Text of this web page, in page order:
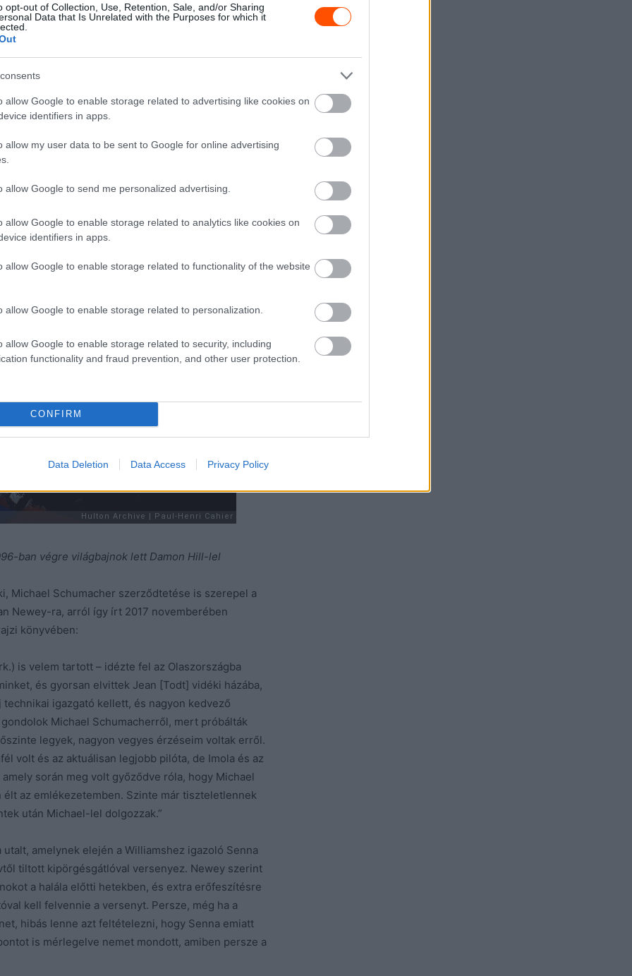
opt-out of Collection, Use, Retention, Sale, and/or Sharing
Data that Is Unrelated with the Purposes for which it
allow Google to enable storage related to advertising like cookies on
identifiers in apps.
allow my user data to be sent to Google for online advertising
allow Google to send me personalized advertising.
allow Google to enable storage related to analytics like cookies on
identifiers in apps.
allow Google to enable storage related to functionality of the website
allow Google to enable storage related to personalization.
allow Google to enable storage related to security, including
functionality and fraud prevention, and other user protection.
CONFIRM
Data Deletion Data Access Privacy Policy
a mérnökzseni nélkül kellett volna megvívnia a
korábban megkörnyékezte a Ferrarinál összeálló
tól technikai igazgatóként csatlakozzon hozzájuk.
az ajánlaton, de akkoriban fiatal családom volt
harmadik lánya, Imogen még kicsi volt), és
maradok” – nyilatkozta a Sky Sports-nak,
abszolút nem tartotta volna működőképesnek, és
volna, Olaszországban is kellett volna élnem
a döntést.”
ban végre világbajnok lett Damon Hill-lel
Michael Schumacher szerződtetése is szerepel a
Newey-ra, arról így írt 2017 novemberében
könyvében:
is velem tartott – idézte fel az Olaszországba
és gyorsan elvittek Jean [Todt] vidéki házába,
igazgató kellett, és nagyon kedvező
Michael Schumacherről, mert próbálták
legyek, nagyon vegyes érzéseim voltak erről.
volt és az aktuálisan legjobb pilóta, de Imola és az
során meg volt győződve róla, hogy Michael
az emlékezetemben. Szinte már tiszteletlennek
után Michael-lel dolgozzak.”
amelynek elején a Williamshez igazoló Senna
tiltott kipörgésgátlóval versenyez. Newey szerint
a halála előtti hetekben, és extra erőfeszítésre
kell felvennie a versenyt. Persze, még ha a
hibás lenne azt feltételezni, hogy Senna emiatt
is mérlegelve nemet mondott, amiben persze a